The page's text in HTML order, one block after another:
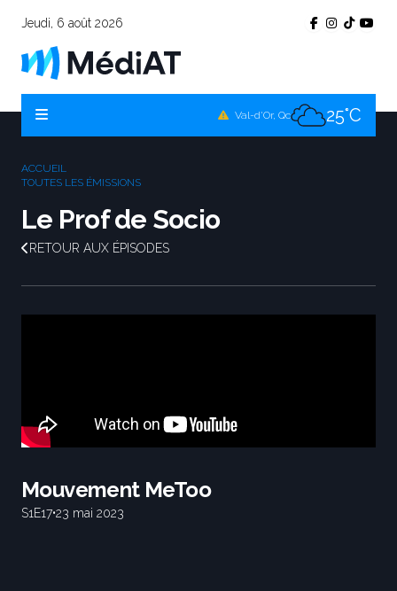
Jeudi, 6 août 2026
Val-d'Or, Qc 25°C
ACCUEIL
TOUTES LES ÉMISSIONS
Le Prof de Socio
RETOUR AUX ÉPISODES
Mouvement MeToo
S1 E17•23 mai 2023